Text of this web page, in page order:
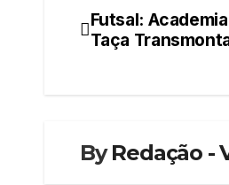
Navegação
Futsal:
Taça
ByRedação -